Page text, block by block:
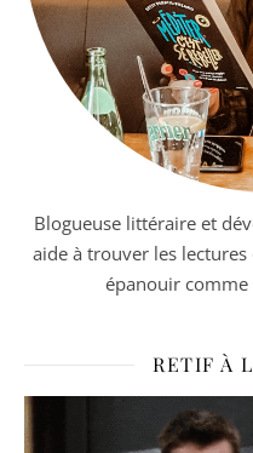
Blogueuse littéraire et
aide à trouver les
épanouir
RETIF À